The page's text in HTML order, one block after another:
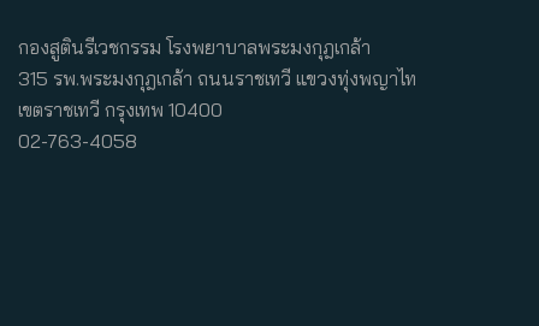
กองสูตินรีเวชกรรม โรงพยาบาลพระมงกุฎเกล้า
315 รพ.พระมงกุฎเกล้า ถนนราชเทวี แขวงทุ่งพญาไท
เขตราชเทวี กรุงเทพ 10400
02-763-4058